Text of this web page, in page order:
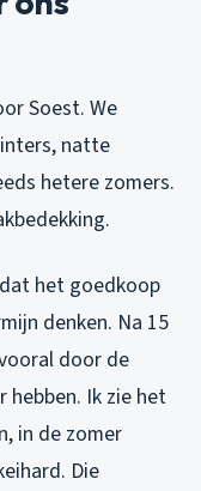
Soest. We
natte
hetere zomers.
het goedkoop
denken. Na 15
door de
Ik zie het
in de zomer
Die